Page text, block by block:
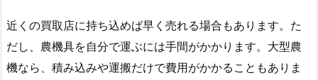
近くの買取店に持ち込めば早く売れる場合もあります。た
だし、農機具を自分で運ぶには手間がかかります。大型農
機なら、積み込みや運搬だけで費用がかかることもありま